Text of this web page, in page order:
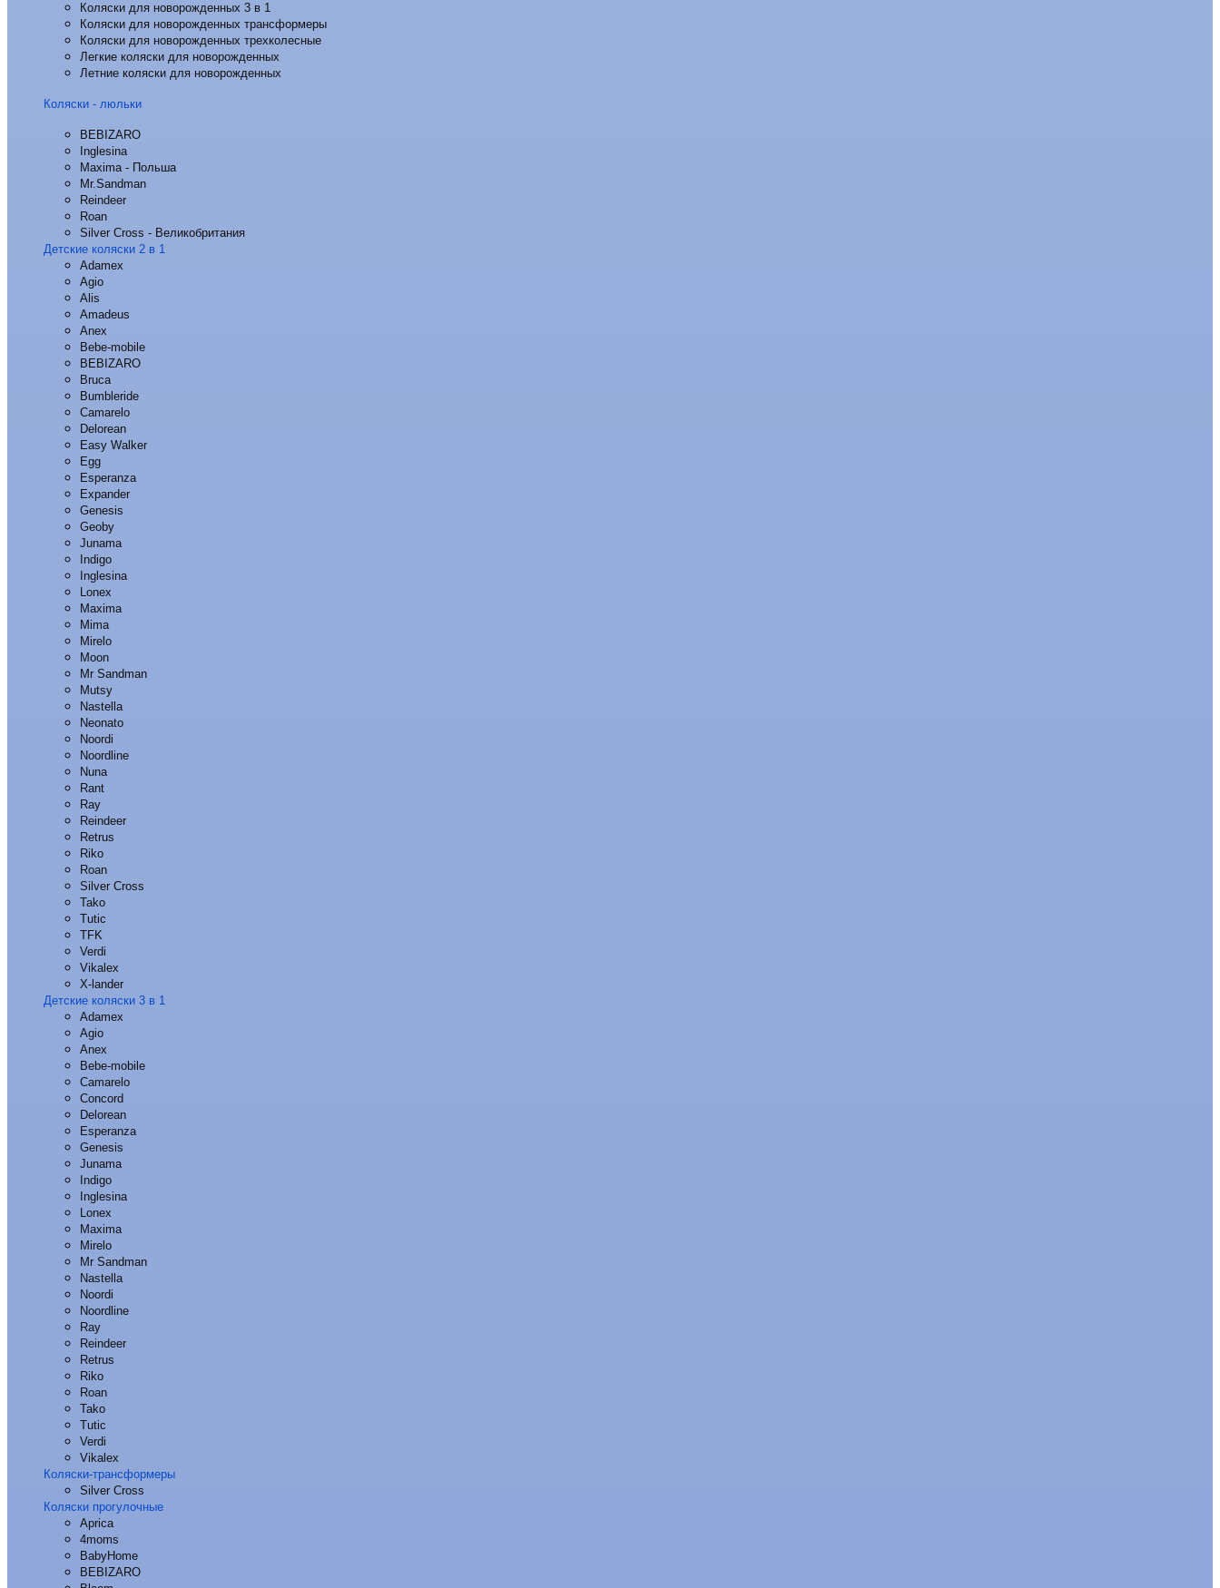
Коляски для новорожденных 3 в 1
Коляски для новорожденных трансформеры
Коляски для новорожденных трехколесные
Легкие коляски для новорожденных
Летние коляски для новорожденных
Коляски - люльки
BEBIZARO
Inglesina
Maxima - Польша
Mr.Sandman
Reindeer
Roan
Silver Cross - Великобритания
Детские коляски 2 в 1
Adamex
Agio
Alis
Amadeus
Anex
Bebe-mobile
BEBIZARO
Bruca
Bumbleride
Camarelo
Delorean
Easy Walker
Egg
Esperanza
Expander
Genesis
Geoby
Junama
Indigo
Inglesina
Lonex
Maxima
Mima
Mirelo
Moon
Mr Sandman
Mutsy
Nastella
Neonato
Noordi
Noordline
Nuna
Rant
Ray
Reindeer
Retrus
Riko
Roan
Silver Cross
Tako
Tutic
TFK
Verdi
Vikalex
X-lander
Детские коляски 3 в 1
Adamex
Agio
Anex
Bebe-mobile
Camarelo
Concord
Delorean
Esperanza
Genesis
Junama
Indigo
Inglesina
Lonex
Maxima
Mirelo
Mr Sandman
Nastella
Noordi
Noordline
Ray
Reindeer
Retrus
Riko
Roan
Tako
Tutic
Verdi
Vikalex
Коляски-трансформеры
Silver Cross
Коляски прогулочные
Aprica
4moms
BabyHome
BEBIZARO